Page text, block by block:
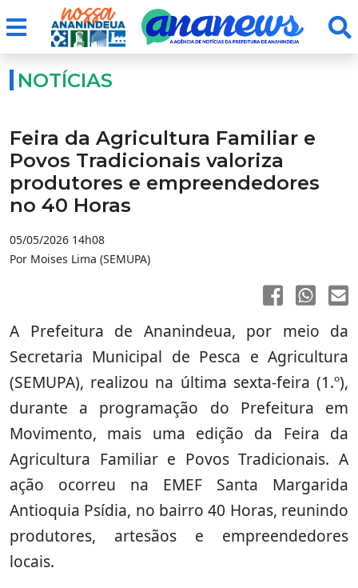
NOTÍCIAS
Feira da Agricultura Familiar e
Povos Tradicionais valoriza
produtores e empreendedores
no 40 Horas
05/05/2026 14h08
Por Moises Lima (SEMUPA)
A Prefeitura de Ananindeua, por meio da
Secretaria Municipal de Pesca e Agricultura
(SEMUPA), realizou na última sexta-feira (1.º),
durante a programação do Prefeitura em
Movimento, mais uma edição da Feira da
Agricultura Familiar e Povos Tradicionais. A
ação ocorreu na EMEF Santa Margarida
Antioquia Psídia, no bairro 40 Horas, reunindo
produtores, artesãos e empreendedores
locais.